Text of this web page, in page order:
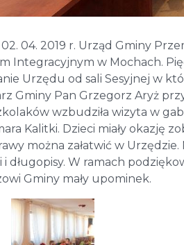
04. 2019 r. Urząd Gminy
Integracyjnym w Mochach.
Urzędu od sali Sesyjnej w
Gminy Pan Grzegorz Aryż
wzbudziła wizyta w
Kalitki. Dzieci miały okazję
można załatwić w
długopisy. W ramach
Gminy mały upominek.